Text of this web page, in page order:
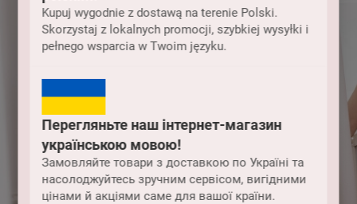
Kupuj wygodnie z dostawą na terenie Polski.
Skorzystaj z lokalnych promocji, szybkiej wysyłki i
pełnego wsparcia w Twoim języku.
Перегляньте наш інтернет-магазин
українською мовою!
Замовляйте товари з доставкою по Україні та
насолоджуйтесь зручним сервісом, вигідними
цінами й акціями саме для вашої країни.